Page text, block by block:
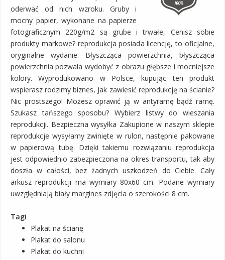
oderwać od nich wzroku. Gruby i
mocny papier, wykonane na papierze
fotograficznym 220g/m2 są grube i trwałe, Cenisz sobie
produkty markowe? reprodukcja posiada licencję, to oficjalne,
oryginalne wydanie. Błyszcząca powierzchnia, błyszcząca
powierzchnia pozwala wydobyć z obrazu głębsze i mocniejsze
kolory. Wyprodukowano w Polsce, kupując ten produkt
wspierasz rodzimy biznes, Jak zawiesić reprodukcję na ścianie?
Nic prostszego! Możesz oprawić ją w antyramę bądź ramę.
Szukasz tańszego sposobu? Wybierz listwy do wieszania
reprodukcji. Bezpieczna wysyłka Zakupione w naszym sklepie
reprodukcje wysyłamy zwinięte w rulon, następnie pakowane
w papierową tubę. Dzięki takiemu rozwiązaniu reprodukcja
jest odpowiednio zabezpieczona na okres transportu, tak aby
doszła w całości, bez żadnych uszkodzeń do Ciebie. Cały
arkusz reprodukcji ma wymiary 80x60 cm. Podane wymiary
uwzględniają biały margines zdjęcia o szerokości 8 cm.
Tagi
Plakat na ścianę
Plakat do salonu
Plakat do kuchni